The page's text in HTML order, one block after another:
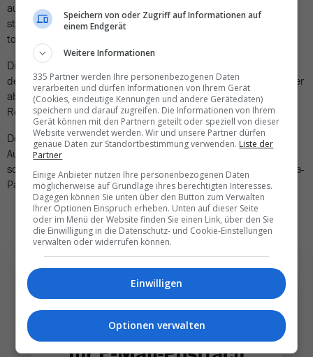
aufzustocken – sofern sie Mitarbeitende finden. Reisebüros
stehen hier vor einem ähnlichen Wachstumshemmer wie andere
touristische Dienstleister. Der Fachkräftemangel ist gross.
Die Personalsituation analysierte Prof. Dr. Christian Laesser von
der Universität St. Gallen: «Mittelgrosse Reisebüros könnten eher
abnehmen zugunsten der ganz kleinen und der grossen
Reisebüros.»
Doch es stehen noch weitere Fragezeichen im Raum: das
Ausmass und die Auswirkungen der Energiekrise, die Inflation
sowie die Ungewissheit über eine mögliche Rückkehr der Corona-
Pandemie und der damit verbundenen Einreisehürden.
Die wichtigsten und
besten News direkt in
Speichern von oder Zugriff auf Informationen auf
einem Endgerät
Weitere Informationen
335 Partner werden Ihre personenbezogenen Daten
verarbeiten und dürfen Informationen von Ihrem Gerät
(Cookies, eindeutige Kennungen und andere Gerätedaten)
speichern und darauf zugreifen. Die Informationen von Ihrem
Gerät können mit den Partnern geteilt oder speziell von dieser
Website verwendet werden. Wir und unsere Partner dürfen
genaue Daten zur Standortbestimmung verwenden. Liste der
Partner
Einige Anbieter nutzen Ihre personenbezogenen Daten
möglicherweise auf Grundlage ihres berechtigten Interesses.
Dagegen können Sie unten über den Button zum Verwalten
Ihrer Optionen Einspruch erheben. Unten auf dieser Seite
oder im Menü der Website finden Sie einen Link, über den Sie
die Einwilligung in die Datenschutz- und Cookie-Einstellungen
verwalten oder widerrufen können.
Einwilligen
Optionen verwalten